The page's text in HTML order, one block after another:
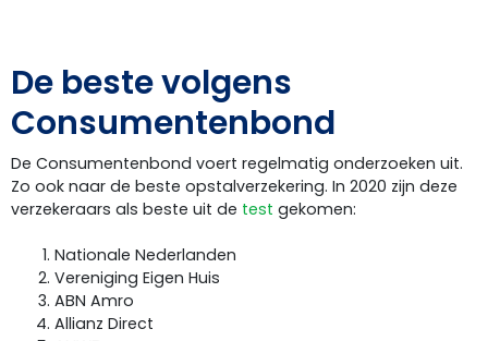
De beste volgens
Consumentenbond
De Consumentenbond voert regelmatig onderzoeken uit.
Zo ook naar de beste opstalverzekering. In 2020 zijn deze
verzekeraars als beste uit de test gekomen:
Nationale Nederlanden
Vereniging Eigen Huis
ABN Amro
Allianz Direct